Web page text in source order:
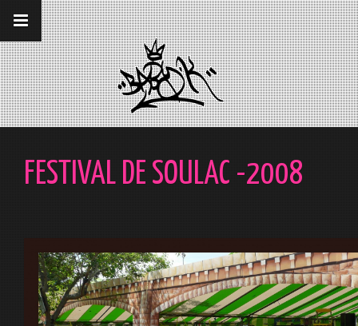
__gaTracker('require', 'displayfeatures');
__gaTracker('send','pageview');
FESTIVAL DE SOULAC -2008